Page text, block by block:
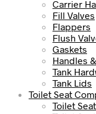
Carrier
Fill Valves
Flappers
Flush
Gaskets
Handles
Tank
Tank Lids
Toilet Seat
Toilet